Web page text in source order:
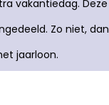
vakantiedag. Deze
Zo niet,
jaarloon.